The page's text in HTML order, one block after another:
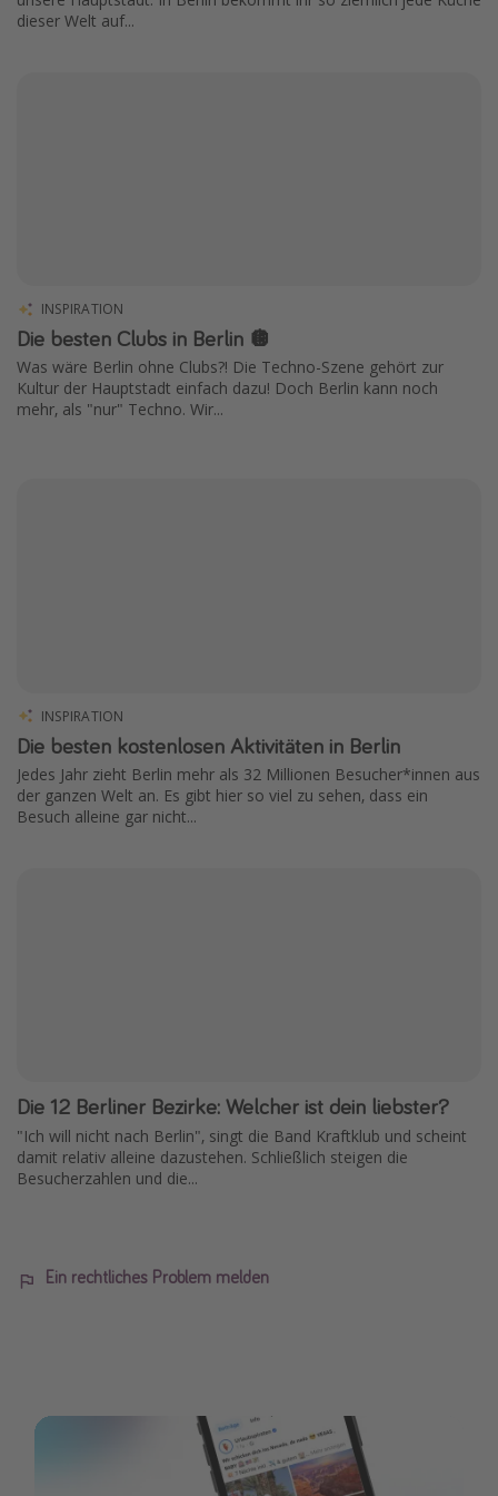
dieser Welt auf...
INSPIRATION
Die besten Clubs in Berlin 🪩
Was wäre Berlin ohne Clubs?! Die Techno-Szene gehört zur
Kultur der Hauptstadt einfach dazu! Doch Berlin kann noch
mehr, als "nur" Techno. Wir...
INSPIRATION
Die besten kostenlosen Aktivitäten in Berlin
Jedes Jahr zieht Berlin mehr als 32 Millionen Besucher*innen aus
der ganzen Welt an. Es gibt hier so viel zu sehen, dass ein
Besuch alleine gar nicht...
Die 12 Berliner Bezirke: Welcher ist dein liebster?
"Ich will nicht nach Berlin", singt die Band Kraftklub und scheint
damit relativ alleine dazustehen. Schließlich steigen die
Besucherzahlen und die...
Ein rechtliches Problem melden